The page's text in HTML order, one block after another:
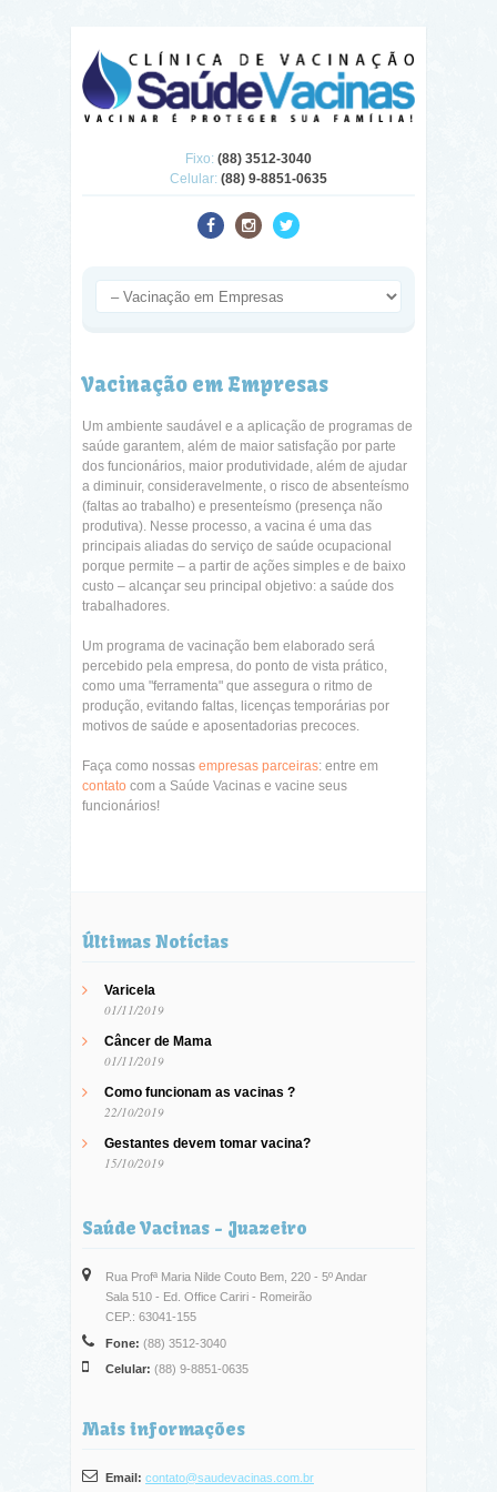
Fixo: (88) 3512-3040
Celular: (88) 9-8851-0635
Vacinação em Empresas
Um ambiente saudável e a aplicação de programas de
saúde garantem, além de maior satisfação por parte
dos funcionários, maior produtividade, além de ajudar
a diminuir, consideravelmente, o risco de absenteísmo
(faltas ao trabalho) e presenteísmo (presença não
produtiva). Nesse processo, a vacina é uma das
principais aliadas do serviço de saúde ocupacional
porque permite – a partir de ações simples e de baixo
custo – alcançar seu principal objetivo: a saúde dos
trabalhadores.
Um programa de vacinação bem elaborado será
percebido pela empresa, do ponto de vista prático,
como uma "ferramenta" que assegura o ritmo de
produção, evitando faltas, licenças temporárias por
motivos de saúde e aposentadorias precoces.
Faça como nossas empresas parceiras: entre em
contato com a Saúde Vacinas e vacine seus
funcionários!
Últimas Notícias
Varicela
01/11/2019
Câncer de Mama
01/11/2019
Como funcionam as vacinas ?
22/10/2019
Gestantes devem tomar vacina?
15/10/2019
Saúde Vacinas - Juazeiro
Rua Profª Maria Nilde Couto Bem, 220 - 5º Andar
Sala 510 - Ed. Office Cariri - Romeirão
CEP.: 63041-155
Fone: (88) 3512-3040
Celular: (88) 9-8851-0635
Mais informações
Email: contato@saudevacinas.com.br